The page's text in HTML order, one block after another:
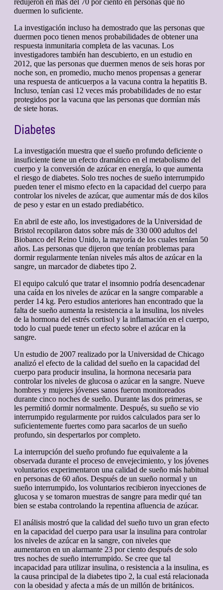
redujeron en más del 70 por ciento en personas que no
duermen lo suficiente.
La investigación incluso ha demostrado que las personas que
duermen poco tienen menos probabilidades de obtener una
respuesta inmunitaria completa de las vacunas. Los
investigadores también han descubierto, en un estudio en
2012, que las personas que duermen menos de seis horas por
noche son, en promedio, mucho menos propensas a generar
una respuesta de anticuerpos a la vacuna contra la hepatitis B.
Incluso, tenían casi 12 veces más probabilidades de no estar
protegidos por la vacuna que las personas que dormían más
de siete horas.
Diabetes
La investigación muestra que el sueño profundo deficiente o
insuficiente tiene un efecto dramático en el metabolismo del
cuerpo y la conversión de azúcar en energía, lo que aumenta
el riesgo de diabetes. Solo tres noches de sueño interrumpido
pueden tener el mismo efecto en la capacidad del cuerpo para
controlar los niveles de azúcar, que aumentar más de dos kilos
de peso y estar en un estado prediabético.
En abril de este año, los investigadores de la Universidad de
Bristol recopilaron datos sobre más de 330 000 adultos del
Biobanco del Reino Unido, la mayoría de los cuales tenían 50
años. Las personas que dijeron que tenían problemas para
dormir regularmente tenían niveles más altos de azúcar en la
sangre, un marcador de diabetes tipo 2.
El equipo calculó que tratar el insomnio podría desencadenar
una caída en los niveles de azúcar en la sangre comparable a
perder 14 kg. Pero estudios anteriores han encontrado que la
falta de sueño aumenta la resistencia a la insulina, los niveles
de la hormona del estrés cortisol y la inflamación en el cuerpo,
todo lo cual puede tener un efecto sobre el azúcar en la
sangre.
Un estudio de 2007 realizado por la Universidad de Chicago
analizó el efecto de la calidad del sueño en la capacidad del
cuerpo para producir insulina, la hormona necesaria para
controlar los niveles de glucosa o azúcar en la sangre. Nueve
hombres y mujeres jóvenes sanos fueron monitoreados
durante cinco noches de sueño. Durante las dos primeras, se
les permitió dormir normalmente. Después, su sueño se vio
interrumpido regularmente por ruidos calculados para ser lo
suficientemente fuertes como para sacarlos de un sueño
profundo, sin despertarlos por completo.
La interrupción del sueño profundo fue equivalente a la
observada durante el proceso de envejecimiento, y los jóvenes
voluntarios experimentaron una calidad de sueño más habitual
en personas de 60 años. Después de un sueño normal y un
sueño interrumpido, los voluntarios recibieron inyecciones de
glucosa y se tomaron muestras de sangre para medir qué tan
bien se estaba controlando la repentina afluencia de azúcar.
El análisis mostró que la calidad del sueño tuvo un gran efecto
en la capacidad del cuerpo para usar la insulina para controlar
los niveles de azúcar en la sangre, con niveles que
aumentaron en un alarmante 23 por ciento después de solo
tres noches de sueño interrumpido. Se cree que tal
incapacidad para utilizar insulina, o resistencia a la insulina, es
la causa principal de la diabetes tipo 2, la cual está relacionada
con la obesidad y afecta a más de un millón de británicos.